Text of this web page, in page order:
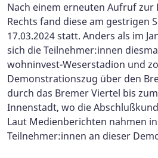
Nach einem erneuten Aufruf
Rechts fand diese am gestrigen
17.03.2024 statt. Anders als im
sich die Teilnehmer:innen
wohninvest-Weserstadion und
Demonstrationszug über den
durch das Bremer Viertel bis
Innenstadt, wo die
Laut Medienberichten nahmen
Teilnehmer:innen an dieser